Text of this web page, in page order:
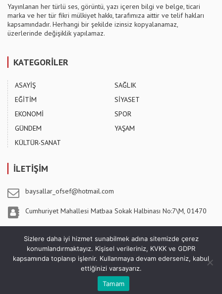
Büyükşehir İlaçlama Ekibinden Pozantı’da İlaçlama ve Islah
Yayınlanan her türlü ses, görüntü, yazı içeren bilgi ve belge, ticari
marka ve her tür fikri mülkiyet hakkı, tarafımıza aittir ve telif hakları
kapsamındadır. Herhangi bir şekilde izinsiz kopyalanamaz,
üzerlerinde değişiklik yapılamaz.
KATEGORİLER
ASAYİŞ
EĞİTİM
EKONOMİ
GÜNDEM
KÜLTÜR-SANAT
SAĞLIK
SİYASET
SPOR
YAŞAM
İLETİŞİM
baysallar_ofsef@hotmail.com
Cumhuriyet Mahallesi Matbaa Sokak Halbinası No:7\M, 01470
5 Ağustos Gazetesi - Copyright © 2026
Sizlere daha iyi hizmet sunabilmek adına sitemizde çerez
konumlandırmaktayız. Kişisel verileriniz, KVKK ve GDPR
kapsamında toplanıp işlenir. Kullanmaya devam ederseniz, kabul
ettiğinizi varsayarız.
Tamam